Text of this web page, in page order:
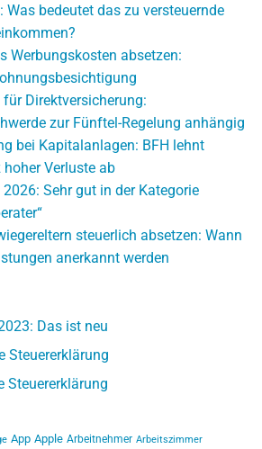
Was bedeutet das zu versteuernde
Werbungskosten absetzen:
Direktversicherung:
zur Fünftel-Regelung anhängig
bei Kapitalanlagen: BFH lehnt
Verluste ab
Sehr gut in der Kategorie
steuerlich absetzen: Wann
anerkannt werden
Das ist neu
Steuererklärung
Steuererklärung
App Apple Arbeitnehmer Arbeitszimmer